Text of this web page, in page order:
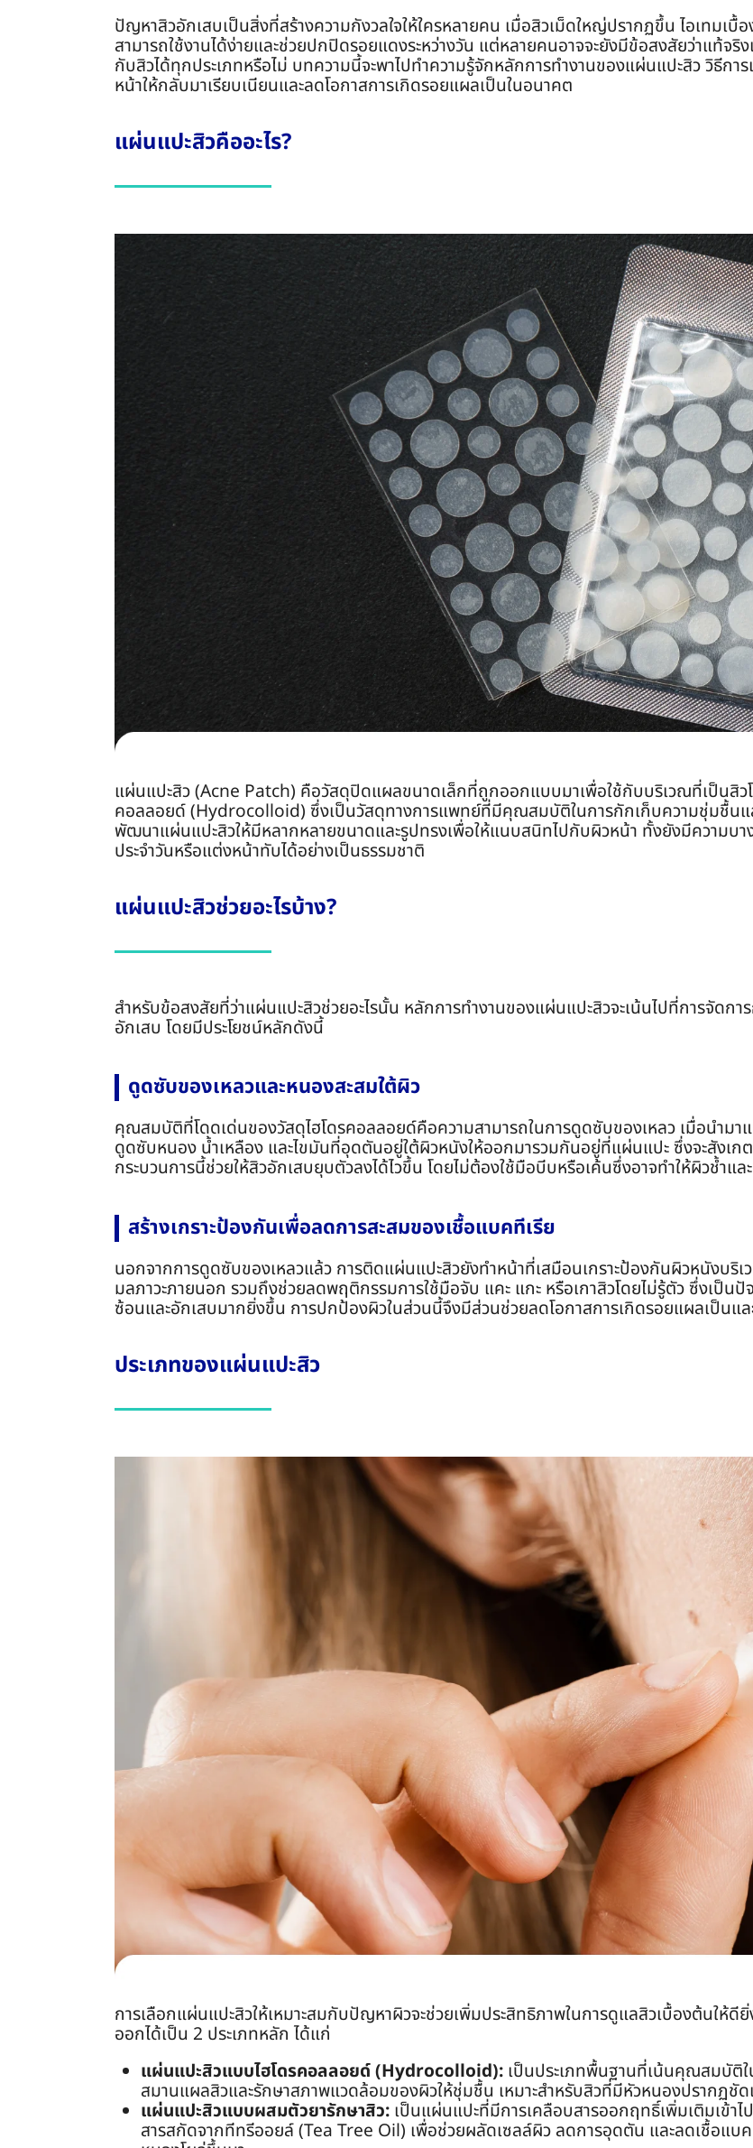
ปัญหาสิวอักเสบเป็นสิ่งที่สร้างความกังวลใจให้ใครหลายคน เมื่อสิวเม็ดใหญ่ปรากฏขึ้น ไอเทม
สามารถใช้งานได้ง่ายและช่วยปกปิดรอยแดงระหว่างวัน แต่หลายคนอาจจะยังมีข้อสงสัยว่าแท้จริ
กับสิวได้ทุกประเภทหรือไม่ บทความนี้จะพาไปทำความรู้จักหลักการทำงานของแผ่นแปะสิว วิธีกา
หน้าให้กลับมาเรียบเนียนและลดโอกาสการเกิดรอยแผลเป็นในอนาคต
แผ่นแปะสิวคืออะไร?
แผ่นแปะสิว (Acne Patch) คือวัสดุปิดแผลขนาดเล็กที่ถูกออกแบบมาเพื่อใช้กับบริเวณที่เป็นสิว
คอลลอยด์ (Hydrocolloid) ซึ่งเป็นวัสดุทางการแพทย์ที่มีคุณสมบัติในการกักเก็บความชุ่มชื้น
พัฒนาแผ่นแปะสิวให้มีหลากหลายขนาดและรูปทรงเพื่อให้แนบสนิทไปกับผิวหน้า ทั้งยังมีความบ
ประจำวันหรือแต่งหน้าทับได้อย่างเป็นธรรมชาติ
แผ่นแปะสิวช่วยอะไรบ้าง?
สำหรับข้อสงสัยที่ว่าแผ่นแปะสิวช่วยอะไรนั้น หลักการทำงานของแผ่นแปะสิวจะเน้นไปที่การจัดก
อักเสบ โดยมีประโยชน์หลักดังนี้
ดูดซับของเหลวและหนองสะสมใต้ผิว
คุณสมบัติที่โดดเด่นของวัสดุไฮโดรคอลลอยด์คือความสามารถในการดูดซับของเหลว เมื่อนำม
ดูดซับหนอง น้ำเหลือง และไขมันที่อุดตันอยู่ใต้ผิวหนังให้ออกมารวมกันอยู่ที่แผ่นแปะ ซึ่งจะสังเ
กระบวนการนี้ช่วยให้สิวอักเสบยุบตัวลงได้ไวขึ้น โดยไม่ต้องใช้มือบีบหรือเค้นซึ่งอาจทำให้ผิวช้ำแ
สร้างเกราะป้องกันเพื่อลดการสะสมของเชื้อแบคทีเรีย
นอกจากการดูดซับของเหลวแล้ว การติดแผ่นแปะสิวยังทำหน้าที่เสมือนเกราะป้องกันผิวหนังบ
มลภาวะภายนอก รวมถึงช่วยลดพฤติกรรมการใช้มือจับ แคะ แกะ หรือเกาสิวโดยไม่รู้ตัว ซึ่งเป็น
ซ้อนและอักเสบมากยิ่งขึ้น การปกป้องผิวในส่วนนี้จึงมีส่วนช่วยลดโอกาสการเกิดรอยแผลเป็นแ
ประเภทของแผ่นแปะสิว
การเลือกแผ่นแปะสิวให้เหมาะสมกับปัญหาผิวจะช่วยเพิ่มประสิทธิภาพในการดูแลสิวเบื้องต้นให้
ออกได้เป็น 2 ประเภทหลัก ได้แก่
แผ่นแปะสิวแบบไฮโดรคอลลอยด์ (Hydrocolloid): เป็นประเภทพื้นฐานที่เน้นคุณสมบัติ
สมานแผลสิวและรักษาสภาพแวดล้อมของผิวให้ชุ่มชื้น เหมาะสำหรับสิวที่มีหัวหนองปรากฏชัด
แผ่นแปะสิวแบบผสมตัวยารักษาสิว:เป็นแผ่นแปะที่มีการเคลือบสารออกฤทธิ์เพิ่มเติมเข้า
สารสกัดจากทีทรีออยล์ (Tea Tree Oil) เพื่อช่วยผลัดเซลล์ผิว ลดการอุดตัน และลดเชื้อแบค